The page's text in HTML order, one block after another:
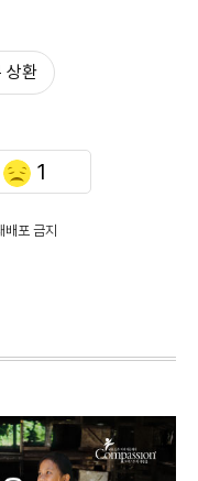
상환
1
포 금지